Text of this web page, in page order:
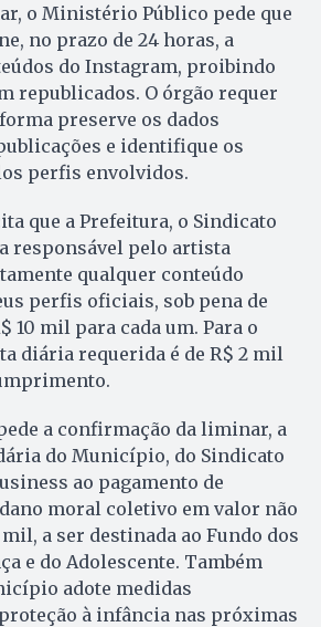
o Ministério Público pede que
no prazo de 24 horas, a
do Instagram, proibindo
republicados. O órgão requer
preserve os dados
e identifique os
perfis envolvidos.
que a Prefeitura, o Sindicato
responsável pelo artista
qualquer conteúdo
perfis oficiais, sob pena de
10 mil para cada um. Para o
diária requerida é de R$ 2 mil
a confirmação da liminar, a
do Município, do Sindicato
ao pagamento de
moral coletivo em valor não
a ser destinada ao Fundo dos
e do Adolescente. Também
adote medidas
à infância nas próximas